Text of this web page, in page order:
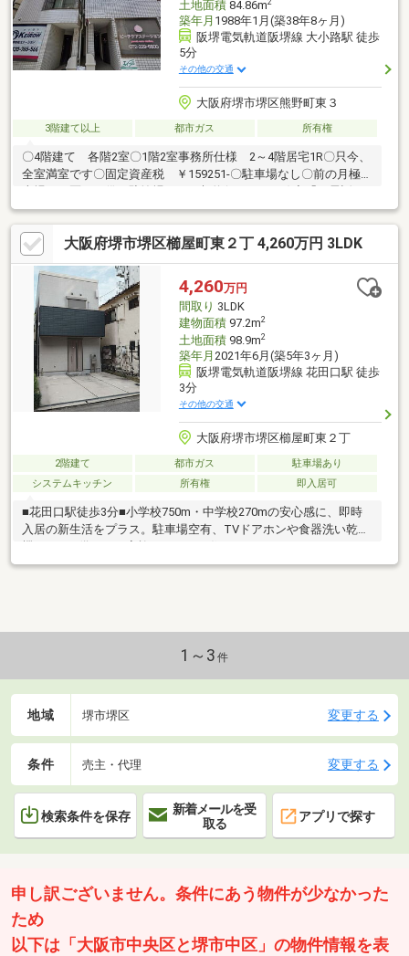
土地面積84.86m2
築年月 1988年1月(築38年8ヶ月)
阪堺電気軌道阪堺線 大小路駅 徒歩
5分
その他の交通
大阪府堺市堺区熊野町東３
3階建て以上 都市ガス 所有権
〇4階建て 各階2室〇1階2室事務所仕様 2～4階居宅1R〇只今、
全室満室です〇固定資産税 ￥159251-〇駐車場なし〇前の月極駐
または「資料請求ボタン」よりお気軽にお問合せ下さいませ！◆
他にご興味のある物件がございましたらご一緒にご見学頂くこと
も可能です！ ご希望の物件条件など、なんなりとご相談下さい
ませ♪◆センチュリー２１全国１，０００店舗・物件情報６５０
件以上◆ご所有不動産の査定やご売却もお気軽にご相談下さいま
せ！ ご納得頂ける提案を致します！買取強化中！！
大阪府堺市堺区櫛屋町東２丁 4,260万円 3LDK
4,260万円
間取り 3LDK
建物面積97.2m2
土地面積98.9m2
築年月 2021年6月(築5年3ヶ月)
阪堺電気軌道阪堺線 花田口駅 徒歩
3分
その他の交通
大阪府堺市堺区櫛屋町東２丁
2階建て 都市ガス
駐車場あり
システムキッチン
所有権 即入居可
■花田口駅徒歩3分■小学校750m・中学校270mの安心感に、即時
入居の新生活をプラス。駐車場空有、TVドアホンや食器洗い乾燥
1～3 件
地域 堺市堺区 変更する
条件 売主・代理 変更する
検索条件を保存
新着メールを受
取る
アプリで探す
申し訳ございません。条件にあう物件が少なかった
ため
以下は「大阪市中央区と堺市中区」の物件情報を表